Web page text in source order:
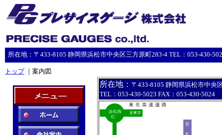
所在地： 〒433-8105 静岡県浜松市中央
TEL：053-430-5023 FAX：053-430-5024
所在地：〒433-8105 静岡県浜松市中央区三方原町283-4 TEL：053-430-
トップ｜案内図